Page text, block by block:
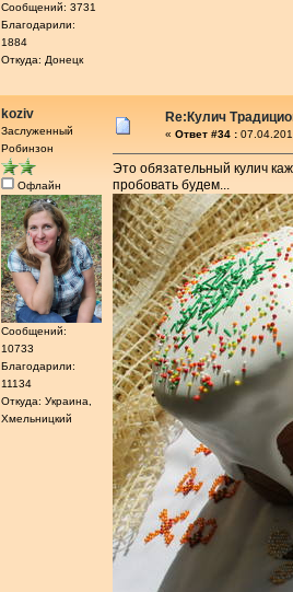
Сообщений: 3731
Благодарили:
1884
Откуда: Донецк
koziv
Заслуженный
Робинзон
Офлайн
Сообщений:
10733
Благодарили:
11134
Откуда: Украина,
Хмельницкий
Re:Кулич
« Ответ #34 :
Это обязательный кулич
пробовать будем...